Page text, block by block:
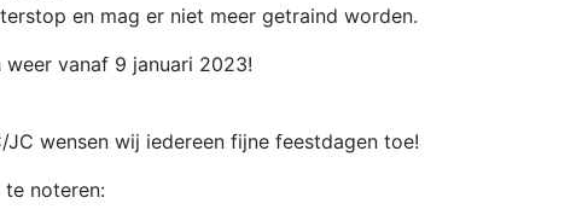
en mag er niet meer getraind worden.
weer vanaf 9 januari 2023!
JC wensen wij iedereen fijne feestdagen toe!
te noteren: